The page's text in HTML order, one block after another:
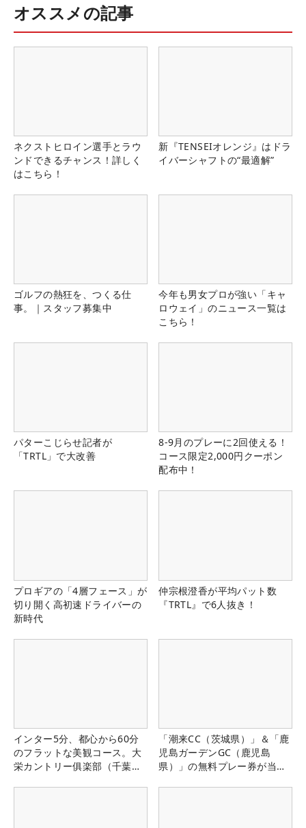
オススメの記事
ネクストヒロイン選手とラウ
ンドできるチャンス！詳しく
はこちら！
新『TENSEIオレンジ』はドラ
イバーシャフトの“最適解”
ゴルフの熱狂を、つくる仕
事。｜スタッフ募集中
今年も男女プロが強い「キャ
ロウェイ」のニュース一覧は
こちら！
パターこじらせ記者が
「TRTL」で大改善
8-9月のプレーに2回使える！
コース限定2,000円クーポン
配布中！
プロギアの「4層フェース」が
切り開く高初速ドライバーの
新時代
仲宗根澄香が平均パット数
『TRTL』で6人抜き！
インター5分、都心から60分
のフラットな美観コース。大
栄カントリー俱楽部（千葉
「潮来CC（茨城県）」＆「鹿
児島ガーデンGC（鹿児島
県）」の無料プレー券が当た